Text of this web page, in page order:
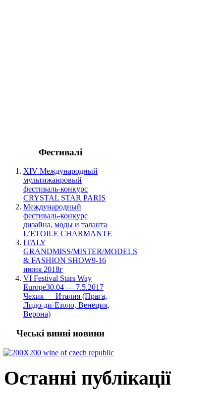
Фестивалі
XIV Международный
мультижанровый
фестиваль-конкурс
CRYSTAL STAR PARIS
Международный
фестиваль-конкурс
дизайна, моды и таланта
L’ETOILE CHARMANTE
ITALY
GRANDMISS/MISTER/MODELS
& FASHION SHOW9-16
июня 2018г
VI Festival Stars Way
Europe30.04 — 7.5.2017
Чехия — Италия (Прага,
Лидо-ди-Езоло, Венеция,
Верона)
Чеські винні новини
Останні публікації